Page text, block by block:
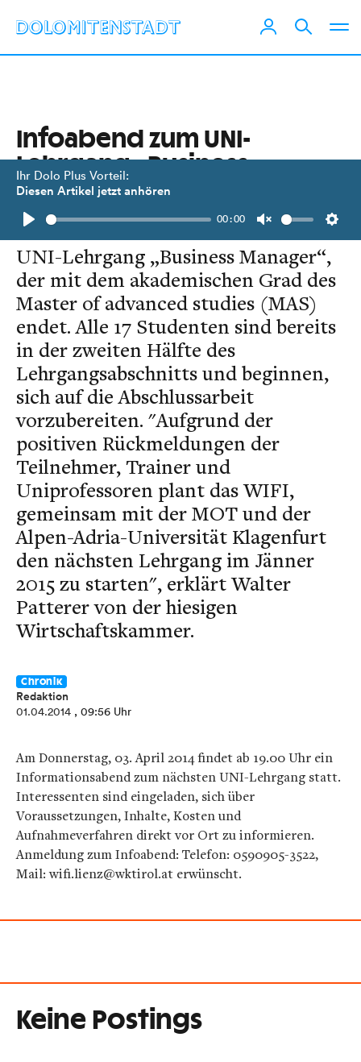
Ihr Dolo Plus Vorteil:
Diesen Artikel jetzt anhören
Play
00:00
Unmute
Infoabend zum UNI-
Lehrgang „Business
Manager“ in Lienz
2012 startete das WIFI Lienz den
UNI-Lehrgang „Business Manager“,
der mit dem akademischen Grad des
Master of advanced studies (MAS)
endet. Alle 17 Studenten sind bereits
in der zweiten Hälfte des
Lehrgangsabschnitts und beginnen,
sich auf die Abschlussarbeit
vorzubereiten. "Aufgrund der
positiven Rückmeldungen der
Teilnehmer, Trainer und
Uniprofessoren plant das WIFI,
gemeinsam mit der MOT und der
Alpen-Adria-Universität Klagenfurt
den nächsten Lehrgang im Jänner
2015 zu starten", erklärt Walter
Patterer von der hiesigen
Wirtschaftskammer.
Chronik
Redaktion
01.04.2014 , 09:56 Uhr
Am Donnerstag, 03. April 2014 findet ab 19.00 Uhr ein
Informationsabend zum nächsten UNI-Lehrgang statt.
Interessenten sind eingeladen, sich über
Voraussetzungen, Inhalte, Kosten und
Aufnahmeverfahren direkt vor Ort zu informieren.
Anmeldung zum Infoabend: Telefon: 0590905-3522,
Mail: wifi.lienz@wktirol.at erwünscht.
Keine Postings